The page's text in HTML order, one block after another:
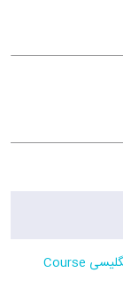
کتاب آموزش زبان انگلیسی Course